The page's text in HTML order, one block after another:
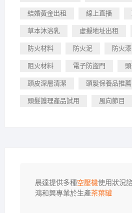
結婚黃金出租 線上直播
草本沐浴乳 虛擬地址出租
防火材料 防火泥 防火漆
阻火材料 電子防盜門
頭皮深層清潔 頭髮保養品推薦
頭髮護理產品試用 風向節目
晨達提供多種空壓機使用狀況
鴻和興專業於生產茶葉罐